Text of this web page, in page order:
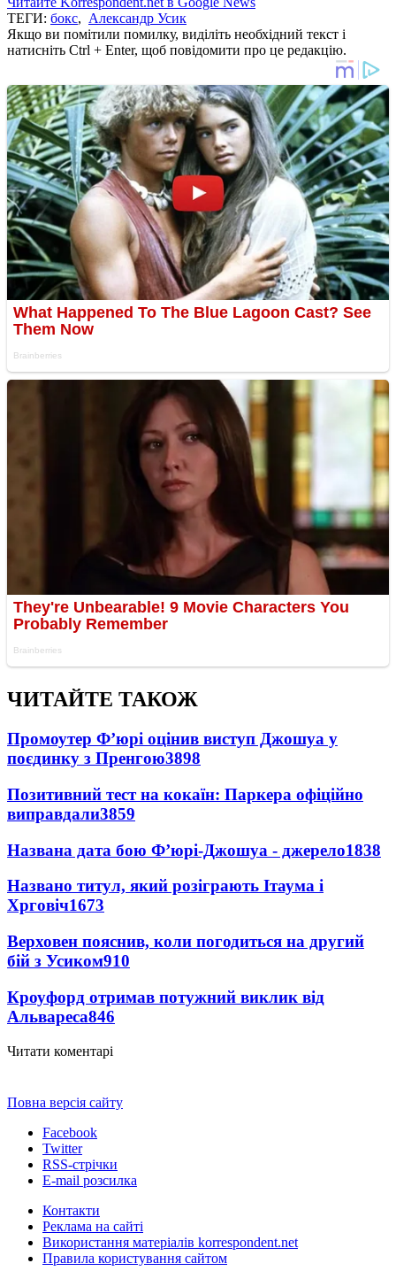
ТЕГИ: бокс, Александр Усик
Якщо ви помітили помилку, виділіть необхідний текст і
натисніть Ctrl + Enter, щоб повідомити про це редакцію.
ЧИТАЙТЕ ТАКОЖ
Промоутер Ф’юрі оцінив виступ Джошуа у
поєдинку з Пренгою3898
Позитивний тест на кокаїн: Паркера офіційно
виправдали3859
Названа дата бою Ф’юрі-Джошуа - джерело1838
Названо титул, який розіграють Ітаума і
Хрговіч1673
Верховен пояснив, коли погодиться на другий
бій з Усиком910
Кроуфорд отримав потужний виклик від
Альвареса846
Читати коментарі
Повна версія сайту
Facebook
Twitter
RSS-стрічки
E-mail розсилка
Контакти
Реклама на сайті
Використання матеріалів korrespondent.net
Правила користування сайтом